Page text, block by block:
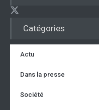
Catégories
Actu
Dans la presse
Société